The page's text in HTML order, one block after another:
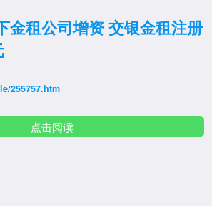
金租公司增资 交银金租注册
255757.htm
点击阅读